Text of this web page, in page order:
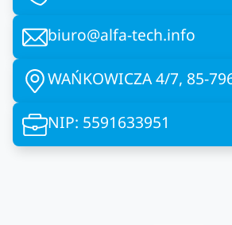
biuro@alfa-tech.info
WAŃKOWICZA 4/7, 85-
NIP: 5591633951